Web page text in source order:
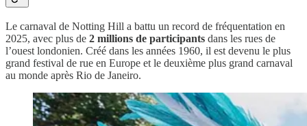
Le carnaval de Notting Hill a battu un record de fréquentation en
2025, avec plus de 2 millions de participants dans les rues de
l’ouest londonien. Créé dans les années 1960, il est devenu le plus
grand festival de rue en Europe et le deuxième plus grand carnaval
au monde après Rio de Janeiro.